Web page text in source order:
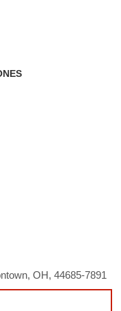
OH, 44685-7891